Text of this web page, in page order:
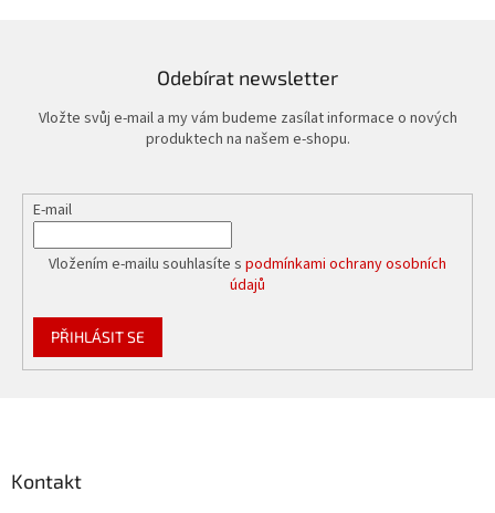
Odebírat newsletter
Vložte svůj e-mail a my vám budeme zasílat informace o nových
produktech na našem e-shopu.
E-mail
Vložením e-mailu souhlasíte s podmínkami ochrany osobních
údajů
PŘIHLÁSIT SE
Kontakt